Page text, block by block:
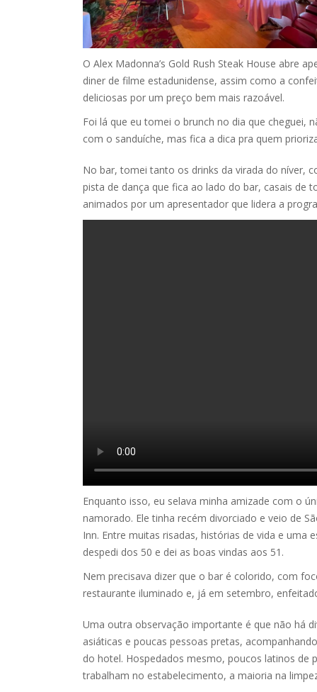
O Alex Madonna’s Gold Rush Steak House abre
diner de filme estadunidense, assim como a
deliciosas por um preço bem mais razoável.
Foi lá que eu tomei o brunch no dia que cheguei,
com o sanduíche, mas fica a dica pra quem
No bar, tomei tanto os drinks da virada do níver,
pista de dança que fica ao lado do bar, casais de
animados por um apresentador que lidera a
Enquanto isso, eu selava minha amizade com o
namorado. Ele tinha recém divorciado e veio de
Inn. Entre muitas risadas, histórias de vida e
despedi dos 50 e dei as boas vindas aos 51.
Nem precisava dizer que o bar é colorido, com
restaurante iluminado e, já em setembro,
Uma outra observação importante é que não há
asiáticas e poucas pessoas pretas,
do hotel. Hospedados mesmo, poucos latinos de
trabalham no estabelecimento, a maioria na